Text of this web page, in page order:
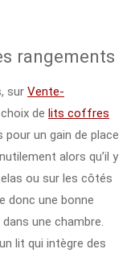
rangements
sur Vente-
de lits coffres
un gain de place
alors qu’il y
ou sur les côtés
donc une bonne
une chambre.
lit qui intègre des